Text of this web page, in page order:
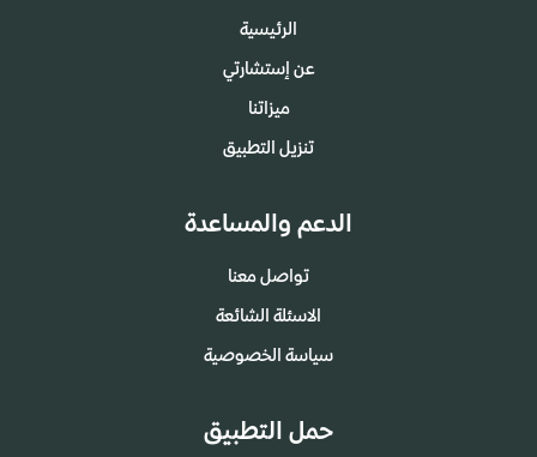
الرئيسية
عن إستشارتي
ميزاتنا
تنزيل التطبيق
الدعم والمساعدة
تواصل معنا
الاسئلة الشائعة
سياسة الخصوصية
حمل التطبيق